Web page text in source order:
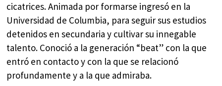
cicatrices. Animada por formarse ingresó en la
Universidad de Columbia, para seguir sus estudios
detenidos en secundaria y cultivar su innegable
talento. Conoció a la generación “beat” con la que
entró en contacto y con la que se relacionó
profundamente y a la que admiraba.